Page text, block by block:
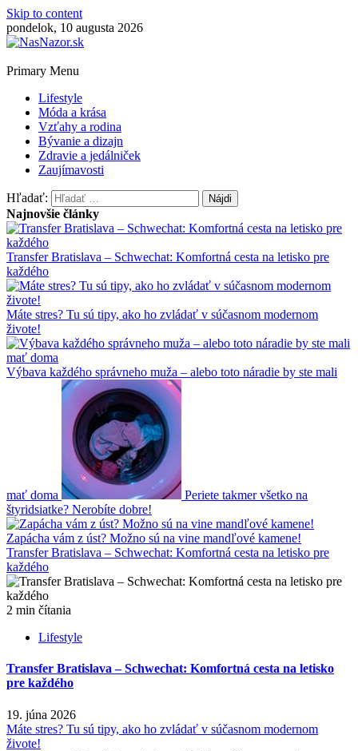
Skip to content
pondelok, 10 augusta 2026
Primary Menu
Lifestyle
Móda a krása
Vzťahy a rodina
Bývanie a dizajn
Zdravie a jedálniček
Zaujímavosti
Hľadať:
Najnovšie články
Transfer Bratislava – Schwechat: Komfortná cesta na letisko pre
každého
Máte stres? Tu sú tipy, ako ho zvládať v súčasnom modernom
živote!
Výbava každého správneho muža – alebo toto náradie by ste mali
mať doma
Periete takmer všetko na
štyridsiatke? Nerobíte dobre!
Zapácha vám z úst? Možno sú na vine mandľové kamene!
Transfer Bratislava – Schwechat: Komfortná cesta na letisko pre
každého
2 min čítania
Lifestyle
Transfer Bratislava – Schwechat: Komfortná cesta na letisko
pre každého
19. júna 2026
Máte stres? Tu sú tipy, ako ho zvládať v súčasnom modernom
živote!